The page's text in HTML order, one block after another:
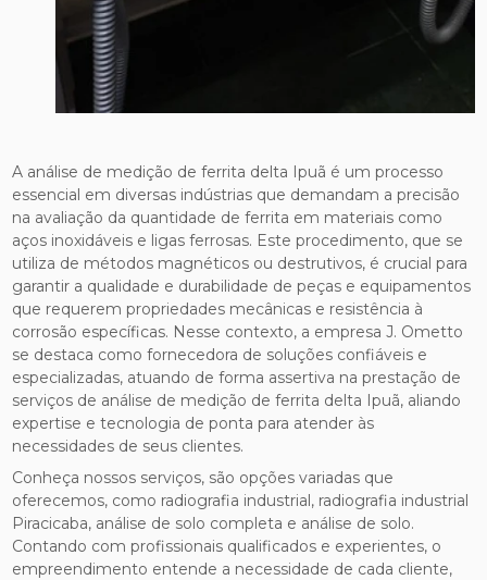
A análise de medição de ferrita delta Ipuã é um processo
essencial em diversas indústrias que demandam a precisão
na avaliação da quantidade de ferrita em materiais como
aços inoxidáveis e ligas ferrosas. Este procedimento, que se
utiliza de métodos magnéticos ou destrutivos, é crucial para
garantir a qualidade e durabilidade de peças e equipamentos
que requerem propriedades mecânicas e resistência à
corrosão específicas. Nesse contexto, a empresa J. Ometto
se destaca como fornecedora de soluções confiáveis e
especializadas, atuando de forma assertiva na prestação de
serviços de análise de medição de ferrita delta Ipuã, aliando
expertise e tecnologia de ponta para atender às
necessidades de seus clientes.
Conheça nossos serviços, são opções variadas que
oferecemos, como radiografia industrial, radiografia industrial
Piracicaba, análise de solo completa e análise de solo.
Contando com profissionais qualificados e experientes, o
empreendimento entende a necessidade de cada cliente,